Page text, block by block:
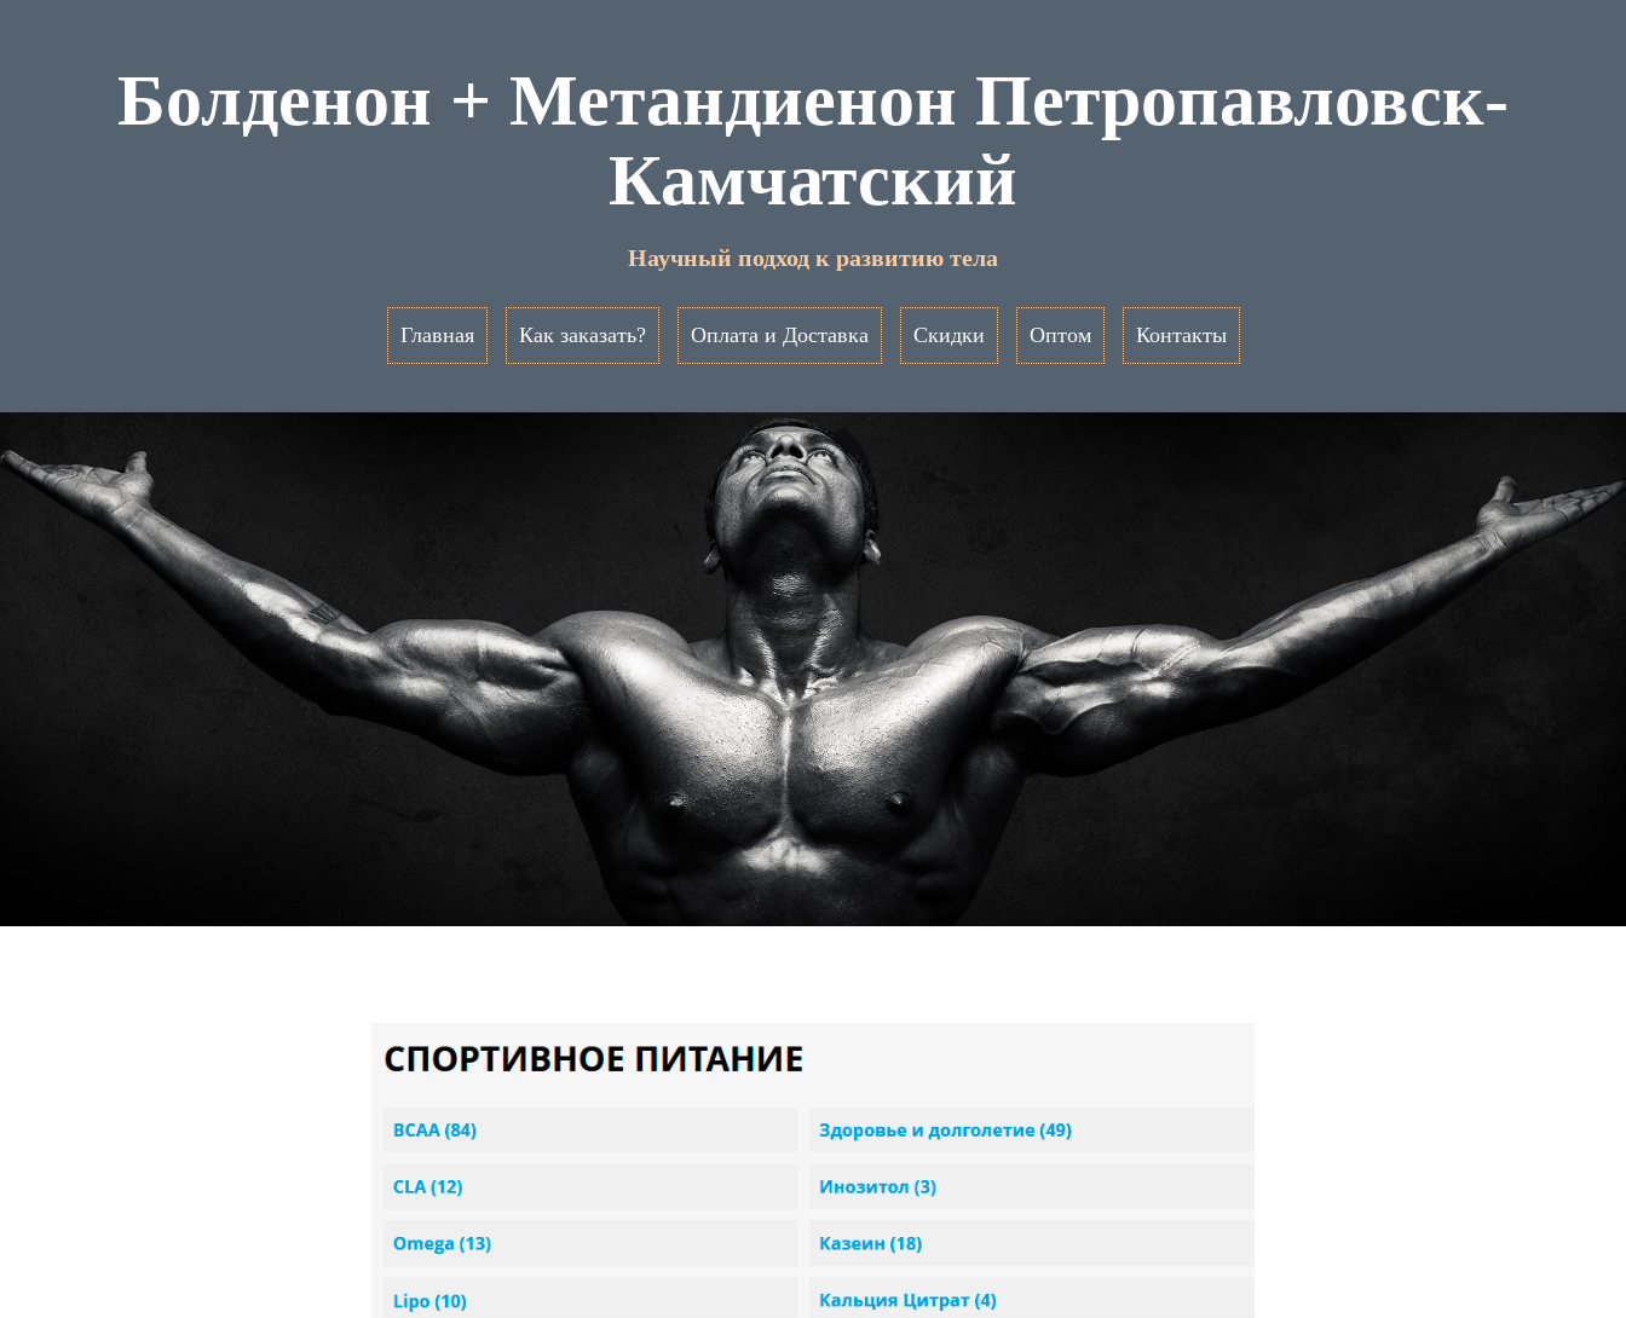
Болденон + Метандиенон Петропавловск-
Камчатский
Научный подход к развитию тела
Главная Как заказать? Оплата и Доставка Скидки Оптом Контакты